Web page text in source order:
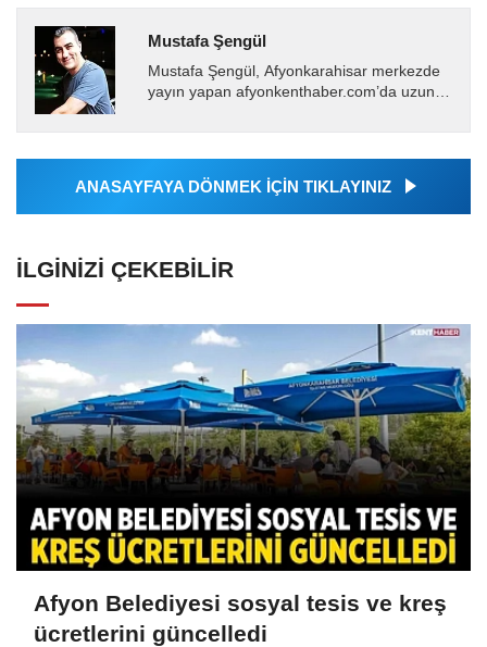
Mustafa Şengül
Mustafa Şengül, Afyonkarahisar merkezde
yayın yapan afyonkenthaber.com’da uzun
almakta, haber akışı...
ANASAYFAYA DÖNMEK İÇİN TIKLAYINIZ
İLGINIZI ÇEKEBILIR
Afyon Belediyesi sosyal tesis ve kreş
ücretlerini güncelledi